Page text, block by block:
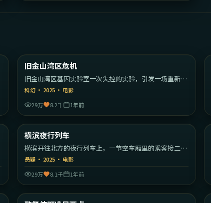
最新
旧金山湾区危机
旧金山湾区基因实验室一次失控的实验，引发一场重新定
义人类的危机。
科幻· 2025· 电影
29万
8.2千 1年前
最新
横滨夜行列车
横滨开往北方的夜行列车上，一节空车厢里的乘客接二连
三消失。
悬疑· 2025· 电影
29万
8.1千 1年前